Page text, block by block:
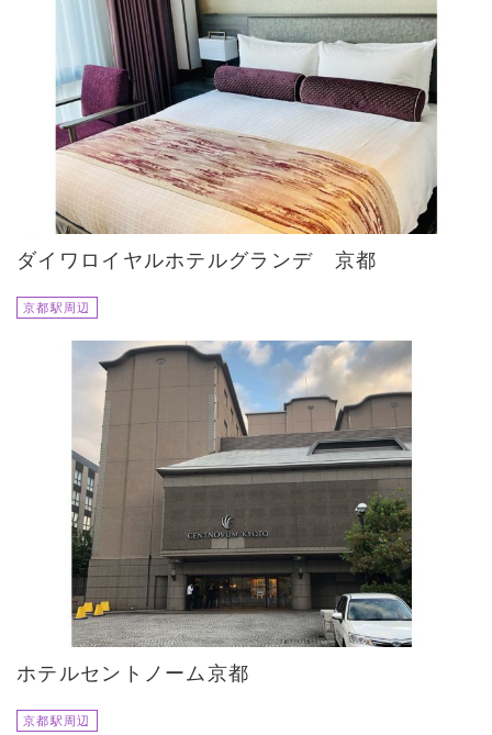
ダイワロイヤルホテルグランデ 京都
京都駅周辺
ホテルセントノーム京都
京都駅周辺